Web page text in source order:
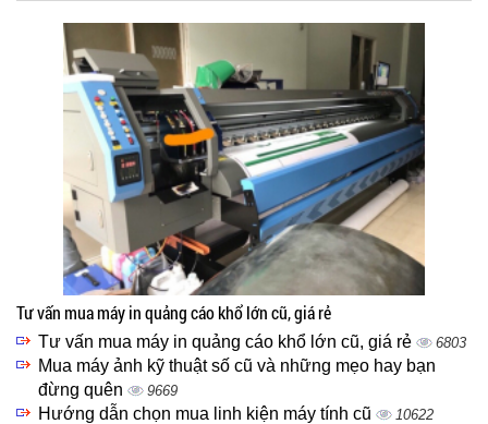
Tư vấn mua máy in quảng cáo khổ lớn cũ, giá rẻ
Tư vấn mua máy in quảng cáo khổ lớn cũ, giá rẻ 6803
Mua máy ảnh kỹ thuật số cũ và những mẹo hay bạn
đừng quên
9669
Hướng dẫn chọn mua linh kiện máy tính cũ 10622